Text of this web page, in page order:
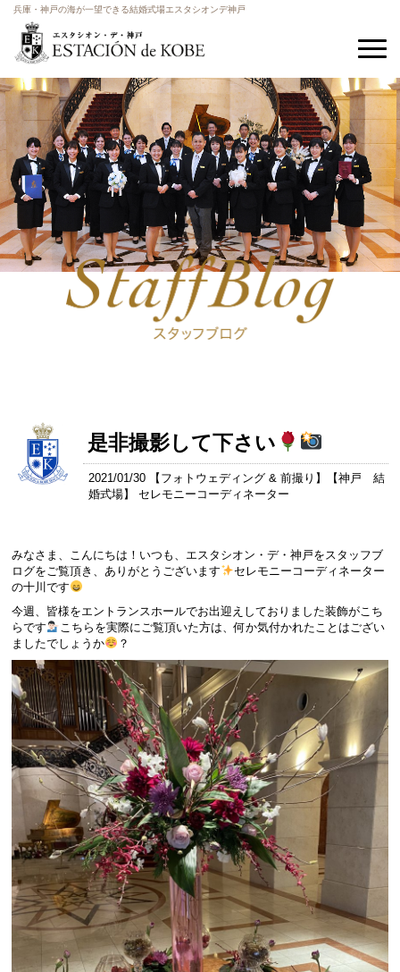
兵庫・神戸の海が一望できる結婚式場エスタシオンデ神戸
是非撮影して下さい
2021/01/30 【 フォトウェディング & 前撮り 】【神戸 結
婚式場】 セレモニーコーディネーター
みなさま、こんにちは！いつも、エスタシオン・デ・神戸をスタッフブ
ログをご覧頂き、ありがとうございます
セレモニーコーディネーター
の十川です
今週、皆様をエントランスホールでお出迎えしておりました装飾がこち
らです
こちらを実際にご覧頂いた方は、何か気付かれたことはござい
ましたでしょうか
？